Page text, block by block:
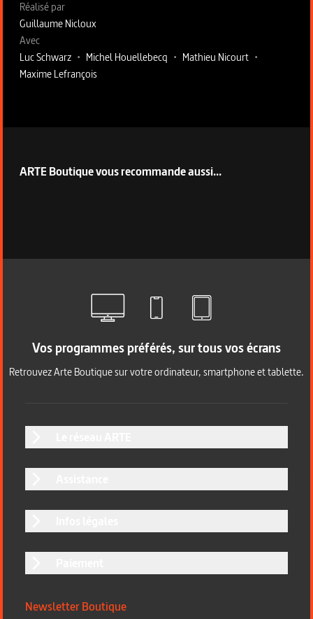
Fiche technique section droite
Réalisé par
Guillaume Nicloux
Avec
Luc Schwarz • Michel Houellebecq • Mathieu Nicourt •
Maxime Lefrançois
ARTE Boutique vous recommande aussi...
Vos programmes préférés, sur tous vos écrans
Retrouvez Arte Boutique sur votre ordinateur, smartphone et tablette.
Newsletter Boutique